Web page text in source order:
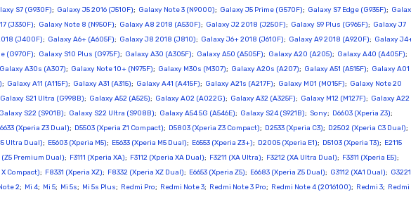
S7 (G930F); Galaxy J5 2016 (J510F); Galaxy Note 3 (N9000); Galaxy J5 Prime (G570F); Galaxy S7 Edge (G935F);
(J330F); Galaxy Note 8 (N950F); Galaxy A8 2018 (A530F); Galaxy J2 2018 (J250F); Galaxy S9 Plus (G965F); Galaxy J7
(J400F); Galaxy A6+ (A605F); Galaxy J8 2018 (J810); Galaxy J6+ 2018 (J610F); Galaxy A9 2018 (A920F); Galaxy
(G970F); Galaxy S10 Plus (G975F); Galaxy A30 (A305F); Galaxy A50 (A505F); Galaxy A20 (A205); Galaxy A40 (A405F);
Galaxy A30s (A307); Galaxy Note 10+ (N975F); Galaxy M30s (M307); Galaxy A20s (A207); Galaxy A51 (A515F); Galaxy A01
; Galaxy A11 (A115F); Galaxy A31 (A315); Galaxy A41 (A415F); Galaxy A21s (A217F); Galaxy M01 (M015F); Galaxy Note 20
Galaxy S21 Ultra (G998B); Galaxy A52 (A525); Galaxy A02 (A022G); Galaxy A32 (A325F); Galaxy M12 (M127F); Galaxy A22
Galaxy S22 (S901B); Galaxy S22 Ultra (S908B); Galaxy A54 5G (A546E); Galaxy S24 (S921B); Sony; D6603 (Xperia Z3);
(Xperia Z3 Dual); D5503 (Xperia Z1 Compact); D5803 (Xperia Z3 Compact); D2533 (Xperia C3); D2502 (Xperia C3 Dual);
Ultra Dual); E5603 (Xperia M5); E5633 (Xperia M5 Dual); E6553 (Xperia Z3+); D2005 (Xperia E1); D5103 (Xperia T3); E2115
(Z5 Premium Dual); F3111 (Xperia XA); F3112 (Xperia XA Dual); F3211 (XA Ultra); F3212 (XA Ultra Dual); F3311 (Xperia E5);
X Compact); F8331 (Xperia XZ); F8332 (Xperia XZ Dual); E6653 (Xperia Z5); E6683 (Xperia Z5 Dual); G3112 (XA1 Dual); G3221
2; Mi 4; Mi 5; Mi 5s; Mi 5s Plus; Redmi Pro; Redmi Note 3; Redmi Note 3 Pro; Redmi Note 4 (2016100); Redmi 3; Redmi